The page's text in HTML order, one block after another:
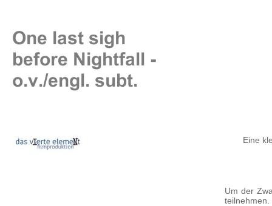
Eine
Um der